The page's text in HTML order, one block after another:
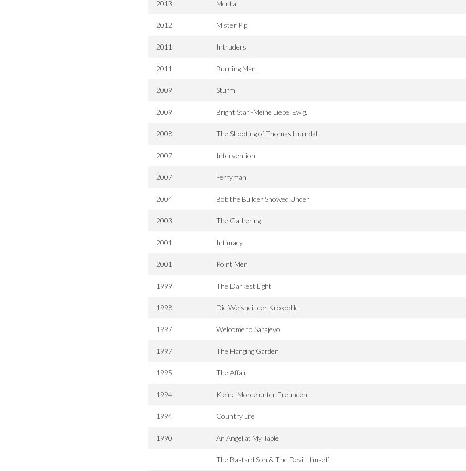
2013 Mental
2012 Mister Pip
2011 Intruders
2011 Burning Man
2009 Sturm
2009 Bright Star -Meine Liebe. Ewig.
2008 The Shooting of Thomas Hurndall
2007 Intervention
2007 Ferryman
2004 Bob the Builder Snowed Under
2003 The Gathering
2001 Intimacy
2001 Point Men
1999 The Darkest Light
1998 Die Weisheit der Krokodile
1997 Welcome to Sarajevo
1997 The Hanging Garden
1995 The Affair
1994 Kleine Morde unter Freunden
1994 Country Life
1990 An Angel at My Table
The Bastard Son & The Devil Himself